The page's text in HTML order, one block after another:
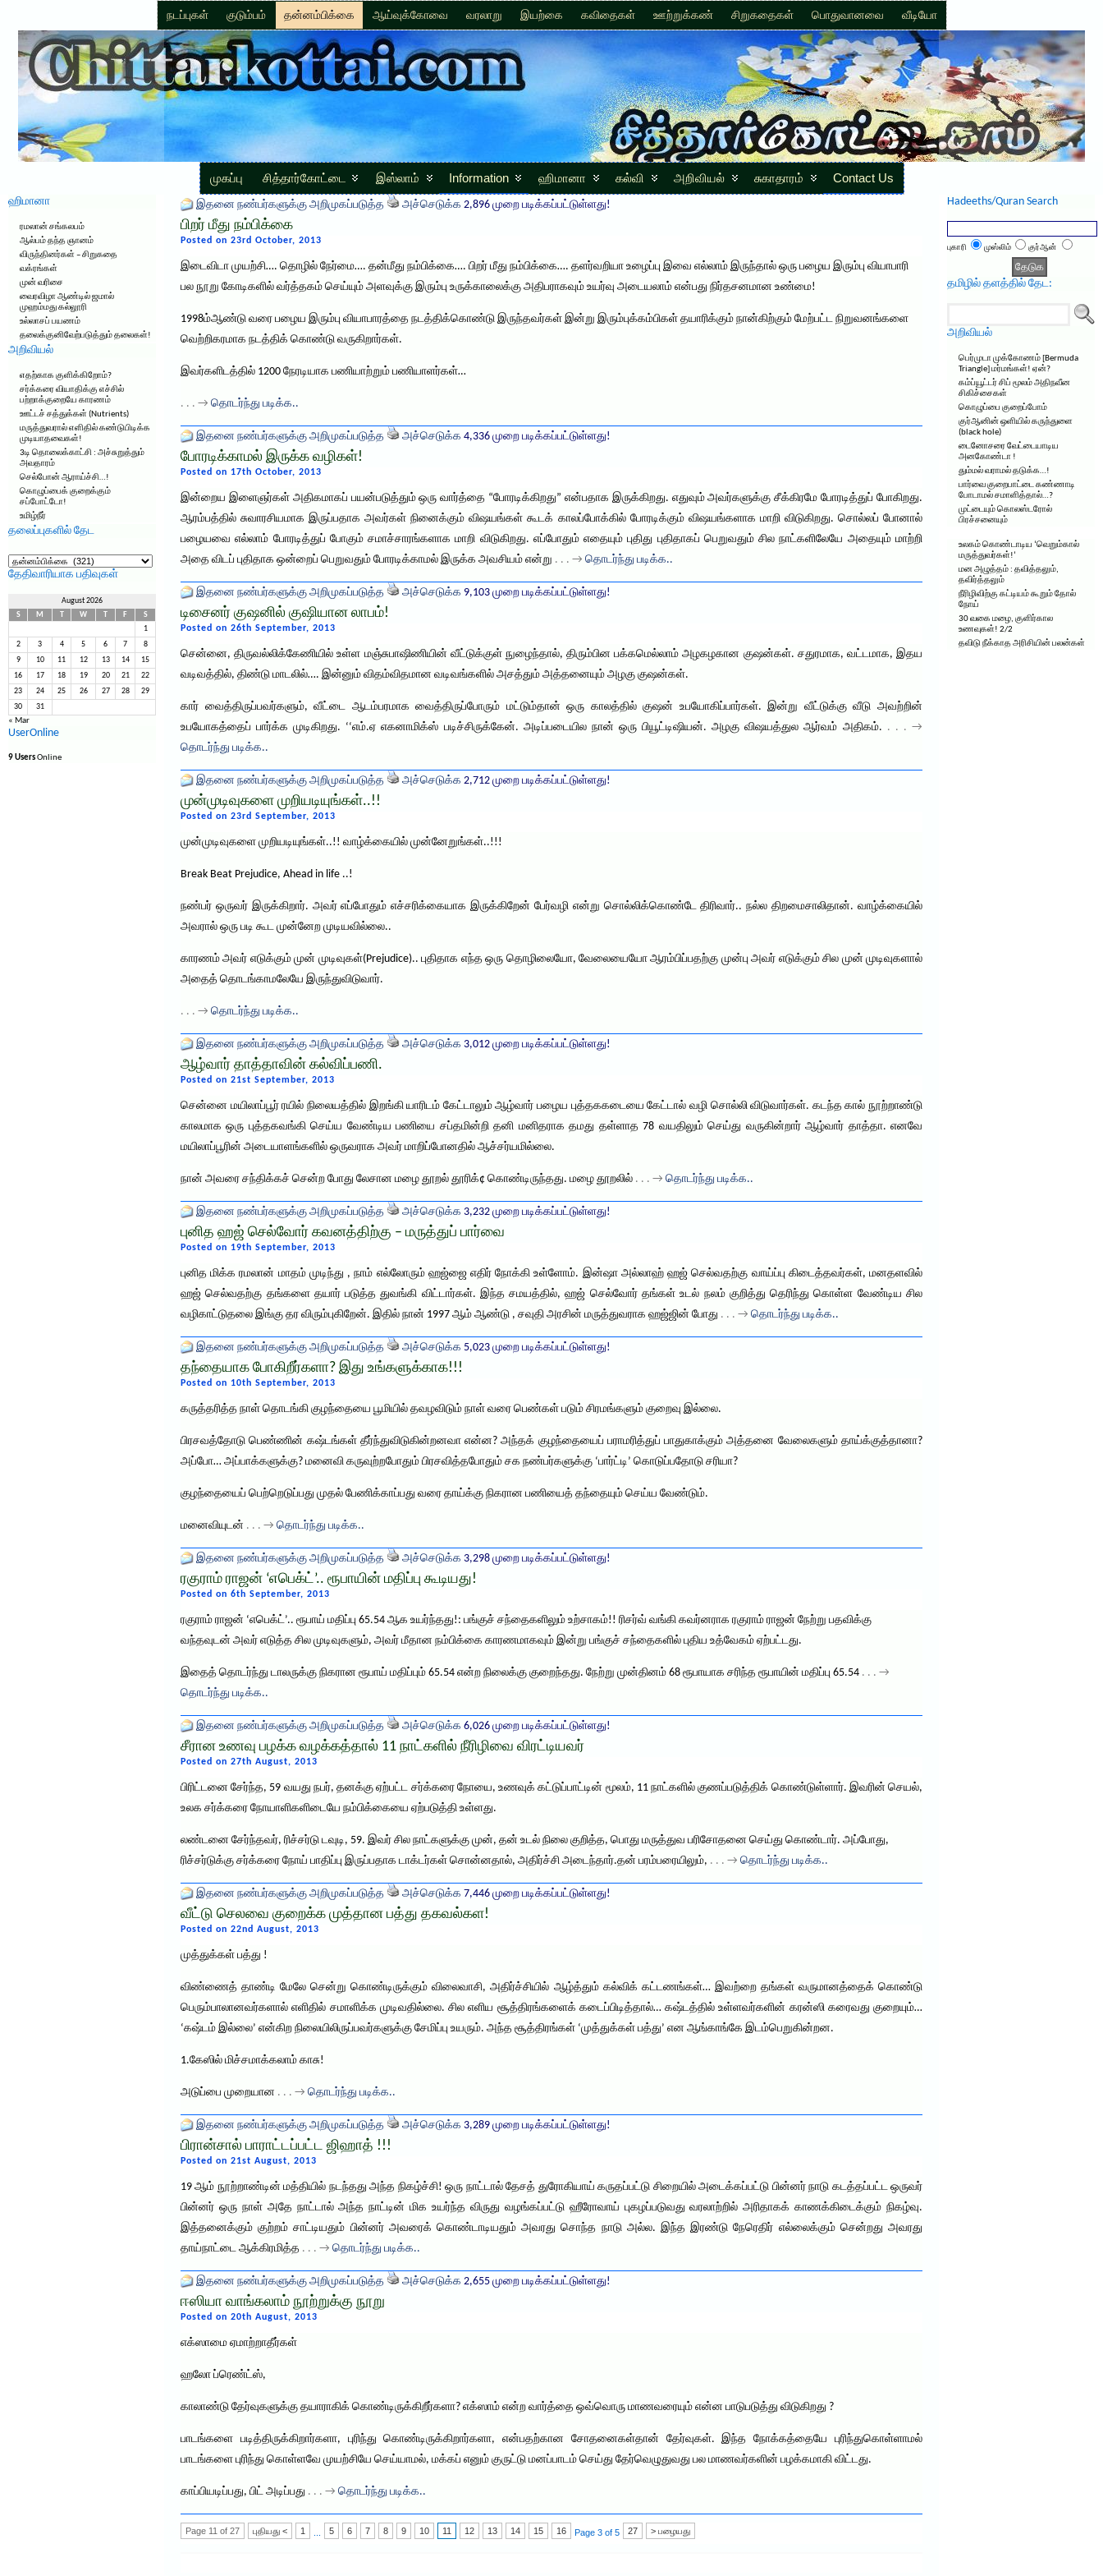
நடப்புகள் குடும்பம் தன்னம்பிக்கை ஆய்வுக்கோவை வரலாறு இயற்கை கவிதைகள் ஊற்றுக்கண் சிறுகதைகள் பொதுவானவை வீடியோ
முகப்பு சித்தார்கோட்டை இஸ்லாம் Information ஹிமானா கல்வி அறிவியல் சுகாதாரம் Contact Us
ஹிமானா
ரமலான் சங்கலபம்
ஆல்பம் தந்த ஞானம்
விருந்தினர்கள் – சிறுகதை
வக்ரங்கள்
முன் வரிசை
வைரவிழா ஆண்டில் ஜமால்
முஹம்மது கல்லூரி
உல்லாசப் பயணம்
தலைக்குனிவேற்படுத்தும் தலைகள்!
அறிவியல்
எதற்காக குளிக்கிறோம்?
சர்க்கரை வியாதிக்கு எச்சில்
பற்றாக்குறையே காரணம்
ஊட்டச் சத்துக்கள் (Nutrients)
மருத்துவரால் எளிதில் கண்டுபிடிக்க
முடியாதவைகள்!
3டி தொலைக்காட்சி : அச்சுறுத்தும்
அவதாரம்
செல்போன் ஆராய்ச்சி…!
கொழுப்பைக் குறைக்கும்
சப்போட்டோ!
உமிழ்நீர்
தலைப்புகளில் தேட
தலைப்புகளில்
தேட
தேதிவாரியாக பதிவுகள்
August 2026
S
M W F
S
1
2 3 4 5 6 7 8
9 10 11 12 13 14 15
16 17 18 19 20 21 22
23 24 25 26 27 28 29
30 31
« Mar
UserOnline
9 UsersOnline
இதனை நண்பர்களுக்கு அறிமுகப்படுத்த அச்செடுக்க 2,896 முறை படிக்கப்பட்டுள்ளது!
பிறர் மீது நம்பிக்கை
Posted on 23rd October, 2013
இடைவிடா முயற்சி…. தொழில் நேர்மை…. தன்மீது நம்பிக்கை…. பிறர் மீது நம்பிக்கை…. தளர்வறியா உழைப்பு இவை எல்லாம் இருந்தால் ஒரு பழைய இரும்பு வியாபாரி
பல நூறு கோடிகளில் வர்த்தகம் செய்யும் அளவுக்கு இரும்பு உருக்காலைக்கு அதிபராகவும் உயர்வு அடையலாம் என்பது நிர்தசனமான உண்மை!
1998ம்ஆண்டு வரை பழைய இரும்பு வியாபாரத்தை நடத்திக்கொண்டு இருந்தவர்கள் இன்று இரும்புக்கம்பிகள் தயாரிக்கும் நான்கிற்கும் மேற்பட்ட நிறுவனங்களை
வெற்றிகரமாக நடத்திக் கொண்டு வருகிறார்கள்.
இவர்களிடத்தில் 1200 நேரடியாக பணியாற்றும் பணியாளர்கள்…
. . . → தொடர்ந்து படிக்க..
இதனை நண்பர்களுக்கு அறிமுகப்படுத்த அச்செடுக்க 4,336 முறை படிக்கப்பட்டுள்ளது!
போரடிக்காமல் இருக்க வழிகள்!
Posted on 17th October, 2013
இன்றைய இளைஞர்கள் அதிகமாகப் பயன்படுத்தும் ஒரு வார்த்தை “போரடிக்கிறது” என்பதாக இருக்கிறது. எதுவும் அவர்களுக்கு சீக்கிரமே போரடித்துப் போகிறது.
ஆரம்பத்தில் சுவாரசியமாக இருப்பதாக அவர்கள் நினைக்கும் விஷயங்கள் கூடக் காலப்போக்கில் போரடிக்கும் விஷயங்களாக மாறி விடுகிறது. சொல்லப் போனால்
பழையவை எல்லாம் போரடித்துப் போகும் சமாச்சாரங்களாக மாறி விடுகிறது. எப்போதும் எதையும் புதிது புதிதாகப் பெறுவதும் சில நாட்களிலேயே அதையும் மாற்றி
அதை விடப் புதிதாக ஒன்றைப் பெறுவதும் போரடிக்காமல் இருக்க அவசியம் என்று . . . → தொடர்ந்து படிக்க..
இதனை நண்பர்களுக்கு அறிமுகப்படுத்த அச்செடுக்க 9,103 முறை படிக்கப்பட்டுள்ளது!
டிசைனர் குஷனில் குஷியான லாபம்!
Posted on 26th September, 2013
சென்னை, திருவல்லிக்கேணியில் உள்ள மஞ்சுபாஷிணியின் வீட்டுக்குள் நுழைந்தால், திரும்பின பக்கமெல்லாம் அழகழகான குஷன்கள். சதுரமாக, வட்டமாக, இதய
வடிவத்தில், திண்டு மாடலில்…. இன்னும் விதம்விதமான வடிவங்களில் அசத்தும் அத்தனையும் அழகு குஷன்கள்.
கார் வைத்திருப்பவர்களும், வீட்டை ஆடம்பரமாக வைத்திருப்போரும் மட்டும்தான் ஒரு காலத்தில் குஷன் உபயோகிப்பார்கள். இன்று வீட்டுக்கு வீடு அவற்றின்
உபயோகத்தைப் பார்க்க முடிகிறது. ‘‘எம்.ஏ எகனாமிக்ஸ் படிச்சிருக்கேன். அடிப்படையில நான் ஒரு பியூட்டிஷியன். அழகு விஷயத்துல ஆர்வம் அதிகம். . . . →
தொடர்ந்து படிக்க..
இதனை நண்பர்களுக்கு அறிமுகப்படுத்த அச்செடுக்க 2,712 முறை படிக்கப்பட்டுள்ளது!
முன்முடிவுகளை முறியடியுங்கள்..!!
Posted on 23rd September, 2013
முன்முடிவுகளை முறியடியுங்கள்..!! வாழ்க்கையில் முன்னேறுங்கள்..!!!
Break Beat Prejudice, Ahead in life ..!
நண்பர் ஒருவர் இருக்கிறார். அவர் எப்போதும் எச்சரிக்கையாக இருக்கிறேன் பேர்வழி என்று சொல்லிக்கொண்டே திரிவார்.. நல்ல திறமைசாலிதான். வாழ்க்கையில்
அவரால் ஒரு படி கூட முன்னேற முடியவில்லை..
காரணம் அவர் எடுக்கும் முன் முடிவுகள்(Prejudice).. புதிதாக எந்த ஒரு தொழிலையோ, வேலையையோ ஆரம்பிப்பதற்கு முன்பு அவர் எடுக்கும் சில முன் முடிவுகளால்
அதைத் தொடங்காமலேயே இருந்துவிடுவார்.
. . . → தொடர்ந்து படிக்க..
இதனை நண்பர்களுக்கு அறிமுகப்படுத்த அச்செடுக்க 3,012 முறை படிக்கப்பட்டுள்ளது!
ஆழ்வார் தாத்தாவின் கல்விப்பணி.
Posted on 21st September, 2013
சென்னை மயிலாப்பூர் ரயில் நிலையத்தில் இறங்கி யாரிடம் கேட்டாலும் ஆழ்வார் பழைய புத்தககடையை கேட்டால் வழி சொல்லி விடுவார்கள். கடந்த கால் நூற்றாண்டு
காலமாக ஒரு புத்தகவங்கி செய்ய வேண்டிய பணியை சப்தமின்றி தனி மனிதராக தமது தள்ளாத 78 வயதிலும் செய்து வருகின்றார் ஆழ்வார் தாத்தா. எனவே
மயிலாப்பூரின் அடையாளங்களில் ஒருவராக அவர் மாறிப்போனதில் ஆச்சர்யமில்லை.
நான் அவரை சந்திக்கச் சென்ற போது லேசான மழை தூறல் தூரிக்¢ கொண்டிருந்தது. மழை தூறலில் . . . → தொடர்ந்து படிக்க..
இதனை நண்பர்களுக்கு அறிமுகப்படுத்த அச்செடுக்க 3,232 முறை படிக்கப்பட்டுள்ளது!
புனித ஹஜ் செல்வோர் கவனத்திற்கு – மருத்துப் பார்வை
Posted on 19th September, 2013
புனித மிக்க ரமலான் மாதம் முடிந்து , நாம் எல்லோரும் ஹஜ்ஜை எதிர் நோக்கி உள்ளோம். இன்ஷா அல்லாஹ் ஹஜ் செல்வதற்கு வாய்ப்பு கிடைத்தவர்கள், மனதளவில்
ஹஜ் செல்வதற்கு தங்களை தயார் படுத்த துவங்கி விட்டார்கள். இந்த சமயத்தில், ஹஜ் செல்வோர் தங்கள் உடல் நலம் குறித்து தெரிந்து கொள்ள வேண்டிய சில
வழிகாட்டுதலை இங்கு தர விரும்புகிறேன். இதில் நான் 1997 ஆம் ஆண்டு , சவுதி அரசின் மருத்துவராக ஹஜ்ஜின் போது . . . → தொடர்ந்து படிக்க..
இதனை நண்பர்களுக்கு அறிமுகப்படுத்த அச்செடுக்க 5,023 முறை படிக்கப்பட்டுள்ளது!
தந்தையாக போகிறீர்களா? இது உங்களுக்காக!!!
Posted on 10th September, 2013
கருத்தரித்த நாள் தொடங்கி குழந்தையை பூமியில் தவழவிடும் நாள் வரை பெண்கள் படும் சிரமங்களும் குறைவு இல்லை.
பிரசவத்தோடு பெண்ணின் கஷ்டங்கள் தீர்ந்துவிடுகின்றனவா என்ன? அந்தக் குழந்தையைப் பராமரித்துப் பாதுகாக்கும் அத்தனை வேலைகளும் தாய்க்குத்தானா?
அப்போ… அப்பாக்களுக்கு? மனைவி கருவுற்றபோதும் பிரசவித்தபோதும் சக நண்பர்களுக்கு ‘பார்ட்டி’ கொடுப்பதோடு சரியா?
குழந்தையைப் பெற்றெடுப்பது முதல் பேணிக்காப்பது வரை தாய்க்கு நிகரான பணியைத் தந்தையும் செய்ய வேண்டும்.
மனைவியுடன் . . . → தொடர்ந்து படிக்க..
இதனை நண்பர்களுக்கு அறிமுகப்படுத்த அச்செடுக்க 3,298 முறை படிக்கப்பட்டுள்ளது!
ரகுராம் ராஜன் ‘எபெக்ட்’.. ரூபாயின் மதிப்பு கூடியது!
Posted on 6th September, 2013
ரகுராம் ராஜன் ‘எபெக்ட்’.. ரூபாய் மதிப்பு 65.54 ஆக உயர்ந்தது!: பங்குச் சந்தைகளிலும் உற்சாகம்!! ரிசர்வ் வங்கி கவர்னராக ரகுராம் ராஜன் நேற்று பதவிக்கு
வந்தவுடன் அவர் எடுத்த சில முடிவுகளும், அவர் மீதான நம்பிக்கை காரணமாகவும் இன்று பங்குச் சந்தைகளில் புதிய உத்வேகம் ஏற்பட்டது.
இதைத் தொடர்ந்து டாலருக்கு நிகரான ரூபாய் மதிப்பும் 65.54 என்ற நிலைக்கு குறைந்தது. நேற்று முன்தினம் 68 ரூபாயாக சரிந்த ரூபாயின் மதிப்பு 65.54 . . . →
தொடர்ந்து படிக்க..
இதனை நண்பர்களுக்கு அறிமுகப்படுத்த அச்செடுக்க 6,026 முறை படிக்கப்பட்டுள்ளது!
சீரான உணவு பழக்க வழக்கத்தால் 11 நாட்களில் நீரிழிவை விரட்டியவர்
Posted on 27th August, 2013
பிரிட்டனை சேர்ந்த, 59 வயது நபர், தனக்கு ஏற்பட்ட சர்க்கரை நோயை, உணவுக் கட்டுப்பாட்டின் மூலம், 11 நாட்களில் குணப்படுத்திக் கொண்டுள்ளார். இவரின் செயல்,
உலக சர்க்கரை நோயாளிகளிடையே நம்பிக்கையை ஏற்படுத்தி உள்ளது.
லண்டனை சேர்ந்தவர், ரிச்சர்டு டவுடி, 59. இவர் சில நாட்களுக்கு முன், தன் உடல் நிலை குறித்த, பொது மருத்துவ பரிசோதனை செய்து கொண்டார். அப்போது,
ரிச்சர்டுக்கு சர்க்கரை நோய் பாதிப்பு இருப்பதாக டாக்டர்கள் சொன்னதால், அதிர்ச்சி அடைந்தார்.தன் பரம்பரையிலும், . . . → தொடர்ந்து படிக்க..
இதனை நண்பர்களுக்கு அறிமுகப்படுத்த அச்செடுக்க 7,446 முறை படிக்கப்பட்டுள்ளது!
வீட்டு செலவை குறைக்க முத்தான பத்து தகவல்கள!
Posted on 22nd August, 2013
முத்துக்கள் பத்து !
விண்ணைத் தாண்டி மேலே சென்று கொண்டிருக்கும் விலைவாசி, அதிர்ச்சியில் ஆழ்த்தும் கல்விக் கட்டணங்கள்… இவற்றை தங்கள் வருமானத்தைக் கொண்டு
பெரும்பாலானவர்களால் எளிதில் சமாளிக்க முடிவதில்லை. சில எளிய சூத்திரங்களைக் கடைப்பிடித்தால்… கஷ்டத்தில் உள்ளவர்களின் கரன்ஸி கரைவது குறையும்…
‘கஷ்டம் இல்லை’ என்கிற நிலையிலிருப்பவர்களுக்கு சேமிப்பு உயரும். அந்த சூத்திரங்கள் ‘முத்துக்கள் பத்து’ என ஆங்காங்கே இடம்பெறுகின்றன.
1.கேஸில் மிச்சமாக்கலாம் காசு!
அடுப்பை முறையான . . . → தொடர்ந்து படிக்க..
இதனை நண்பர்களுக்கு அறிமுகப்படுத்த அச்செடுக்க 3,289 முறை படிக்கப்பட்டுள்ளது!
பிரான்சால் பாராட்டப்பட்ட ஜிஹாத் !!!
Posted on 21st August, 2013
19 ஆம் நூற்றாண்டின் மத்தியில் நடந்தது அந்த நிகழ்ச்சி! ஒரு நாட்டால் தேசத் துரோகியாய் கருதப்பட்டு சிறையில் அடைக்கப்பட்டு பின்னர் நாடு கடத்தப்பட்ட ஒருவர்
பின்னர் ஒரு நாள் அதே நாட்டால் அந்த நாட்டின் மிக உயர்ந்த விருது வழங்கப்பட்டு ஹீரோவாய் புகழப்படுவது வரலாற்றில் அரிதாகக் காணக்கிடைக்கும் நிகழ்வு.
இத்தனைக்கும் குற்றம் சாட்டியதும் பின்னர் அவரைக் கொண்டாடியதும் அவரது சொந்த நாடு அல்ல. இந்த இரண்டு நேரெதிர் எல்லைக்கும் சென்றது அவரது
தாய்நாட்டை ஆக்கிரமித்த . . . → தொடர்ந்து படிக்க..
இதனை நண்பர்களுக்கு அறிமுகப்படுத்த அச்செடுக்க 2,655 முறை படிக்கப்பட்டுள்ளது!
ஈஸியா வாங்கலாம் நூற்றுக்கு நூறு
Posted on 20th August, 2013
எக்ஸாமை ஏமாற்றாதீர்கள்
ஹலோ ப்ரெண்ட்ஸ்,
காலாண்டு தேர்வுகளுக்கு தயாராகிக் கொண்டிருக்கிறீர்களா? எக்ஸாம் என்ற வார்த்தை ஒவ்வொரு மாணவரையும் என்ன பாடுபடுத்து விடுகிறது ?
பாடங்களை படித்திருக்கிறார்களா, புரிந்து கொண்டிருக்கிறார்களா, என்பதற்கான சோதனைகள்தான் தேர்வுகள். இந்த நோக்கத்தையே புரிந்துகொள்ளாமல்
பாடங்களை புரிந்து கொள்ளவே முயற்சியே செய்யாமல், மக்கப் எனும் குருட்டு மனப்பாடம் செய்து தேர்வெழுதுவது பல மாணவர்களின் பழக்கமாகி விட்டது.
காப்பியடிப்பது, பிட் அடிப்பது . . . → தொடர்ந்து படிக்க..
Page 11 of 27 புதியது < 1 5 6 7 8 9 10 11 12 13 14 15 16 Page 3 of 5 27 > பழையது
Hadeeths/Quran Search
புகாரி முஸ்லிம் குர்ஆன்
தமிழில் தளத்தில் தேட:
அறிவியல்
பெர்முடா முக்கோணம் [Bermuda
Triangle] மர்மங்கள்! ஏன்?
கம்ப்யூட்டர் சிப் மூலம் அதிநவீன
சிகிச்சைகள்
கொழுப்பை குறைப்போம்
குர்ஆனின் ஒளியில் கருந்துளை
(black hole)
டைனோசரை வேட்டையாடிய
அனகோண்டா !
தும்மல் வராமல் தடுக்க…!
பார்வை குறைபாட்டை கண்ணாடி
போடாமல் சமாளித்தால்…?
முட்டையும் கொலஸ்டரோல்
பிரச்சனையும்
உலகம் கொண்டாடிய ‘வெறும்கால்
மருத்துவர்கள்!’
மன அழுத்தம் : தவித்தலும்,
தவிர்த்தலும்
நீரிழிவிற்கு கட்டியம் கூறும் தோல்
நோய்
30 வகை மழை, குளிர்கால
உணவுகள்! 2/2
தவிடு நீக்காத அரிசியின் பலன்கள்